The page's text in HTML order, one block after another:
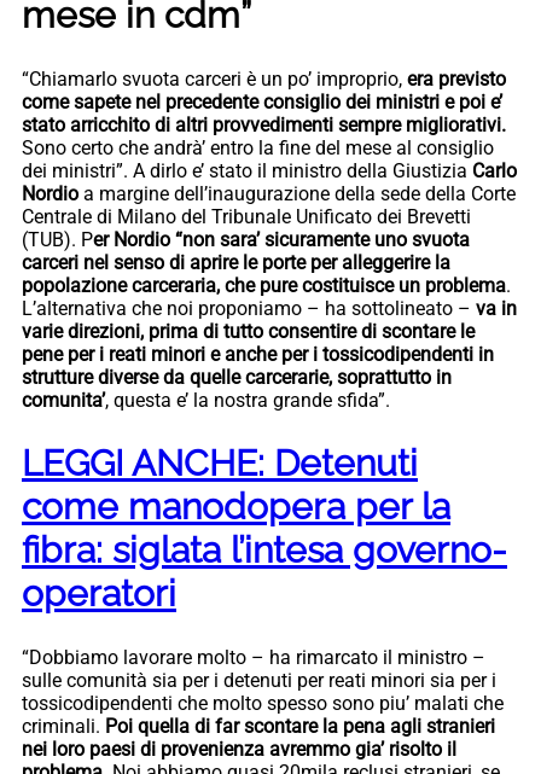
mese in cdm”
“Chiamarlo svuota carceri è un po’ improprio, era previsto
come sapete nel precedente consiglio dei ministri e poi e’
stato arricchito di altri provvedimenti sempre migliorativi.
Sono certo che andrà’ entro la fine del mese al consiglio
dei ministri”. A dirlo e’ stato il ministro della Giustizia Carlo
Nordio a margine dell’inaugurazione della sede della Corte
Centrale di Milano del Tribunale Unificato dei Brevetti
(TUB). Per Nordio “non sara’ sicuramente uno svuota
carceri nel senso di aprire le porte per alleggerire la
popolazione carceraria, che pure costituisce un problema.
L’alternativa che noi proponiamo – ha sottolineato – va in
varie direzioni, prima di tutto consentire di scontare le
pene per i reati minori e anche per i tossicodipendenti in
strutture diverse da quelle carcerarie, soprattutto in
comunita’, questa e’ la nostra grande sfida”.
LEGGI ANCHE: Detenuti
come manodopera per la
fibra: siglata l’intesa governo-
operatori
“Dobbiamo lavorare molto – ha rimarcato il ministro –
sulle comunità sia per i detenuti per reati minori sia per i
tossicodipendenti che molto spesso sono piu’ malati che
criminali. Poi quella di far scontare la pena agli stranieri
nei loro paesi di provenienza avremmo gia’ risolto il